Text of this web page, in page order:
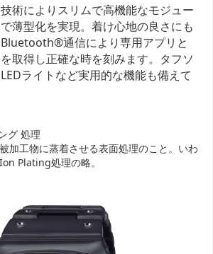
術によりスリムで高機能なモジュー
薄型化を実現。着け心地の良さにも
通信により専用アプリと
取得し正確な時を刻みます。タフソ
ライトなど実用的な機能も備えて
グ 処理
加工物に蒸着させる表面処理のこと。いわ
Plating処理の略。